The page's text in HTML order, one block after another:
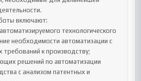
включают:
необходимости автоматизации с
требований к производству;
с анализом патентных и